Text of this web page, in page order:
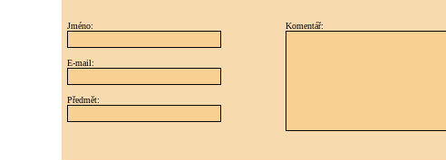
Jméno:
E-mail:
Předmět:
Komentář: